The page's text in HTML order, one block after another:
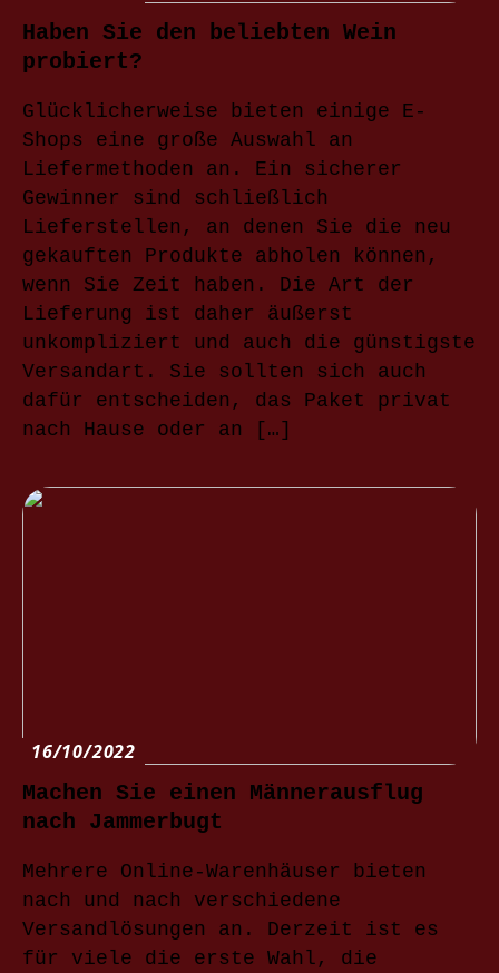
Haben Sie den beliebten Wein
probiert?
Glücklicherweise bieten einige E-
Shops eine große Auswahl an
Liefermethoden an. Ein sicherer
Gewinner sind schließlich
Lieferstellen, an denen Sie die neu
gekauften Produkte abholen können,
wenn Sie Zeit haben. Die Art der
Lieferung ist daher äußerst
unkompliziert und auch die günstigste
Versandart. Sie sollten sich auch
dafür entscheiden, das Paket privat
nach Hause oder an […]
16/10/2022
Machen Sie einen Männerausflug
nach Jammerbugt
Mehrere Online-Warenhäuser bieten
nach und nach verschiedene
Versandlösungen an. Derzeit ist es
für viele die erste Wahl, die